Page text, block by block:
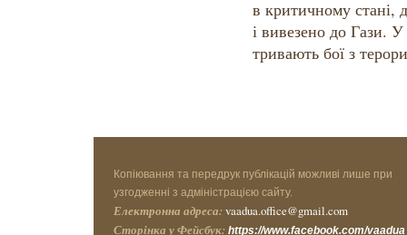
в критичному стані,
і вивезено до Гази.
тривають бої з
Копіювання та передрук публікацій можливі лише при
узгодженні з адміністрацією сайту.
Електронна адреса: vaadua.office@gmail.com
Сторінка у Фейсбук: https://www.facebook.com/vaadua